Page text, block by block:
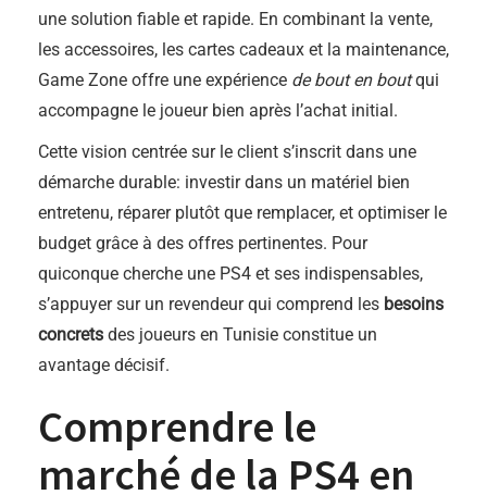
une solution fiable et rapide. En combinant la vente,
les accessoires, les cartes cadeaux et la maintenance,
Game Zone offre une expérience de bout en boutqui
accompagne le joueur bien après l’achat initial.
Cette vision centrée sur le client s’inscrit dans une
démarche durable: investir dans un matériel bien
entretenu, réparer plutôt que remplacer, et optimiser le
budget grâce à des offres pertinentes. Pour
quiconque cherche une PS4 et ses indispensables,
s’appuyer sur un revendeur qui comprend les besoins
concrets des joueurs en Tunisie constitue un
avantage décisif.
Comprendre le
marché de la PS4 en